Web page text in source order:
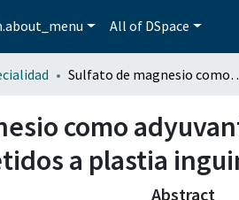
All of DSpace
Sulfato de magnesio como adyuvante para el
como
a plastia
Abstract